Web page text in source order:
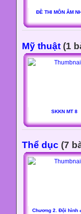
ĐỀ THI MÔN ÂM
Mỹ thuật (1
SKKN MT 8
Thể dục (7
Chương 2. Đội hình